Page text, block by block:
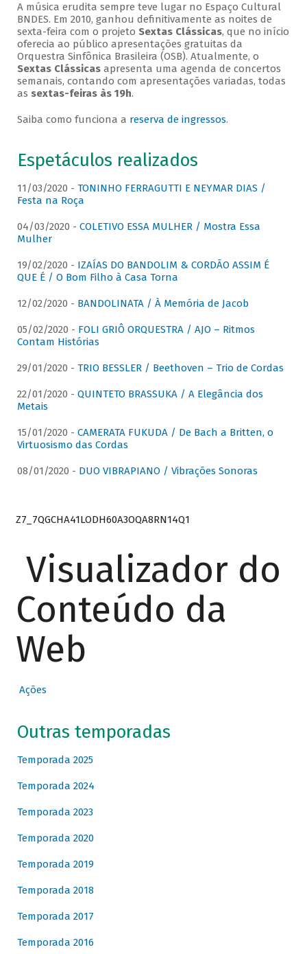
A música erudita sempre teve lugar no Espaço Cultural
BNDES. Em 2010, ganhou definitivamente as noites de
sexta-feira com o projeto Sextas Clássicas, que no início
oferecia ao público apresentações gratuitas da
Orquestra Sinfônica Brasileira (OSB). Atualmente, o
Sextas Clássicasapresenta uma agenda de concertos
semanais, contando com apresentações variadas, todas
as sextas-feiras às 19h.
Saiba como funciona a reserva de ingressos.
Espetáculos realizados
11/03/2020 - TONINHO FERRAGUTTI E NEYMAR DIAS /
Festa na Roça
04/03/2020 - COLETIVO ESSA MULHER / Mostra Essa
Mulher
19/02/2020 - IZAÍAS DO BANDOLIM & CORDÃO ASSIM É
QUE É / O Bom Filho à Casa Torna
12/02/2020 - BANDOLINATA / À Memória de Jacob
05/02/2020 - FOLI GRIÔ ORQUESTRA / AJO – Ritmos
Contam Histórias
29/01/2020 - TRIO BESSLER / Beethoven – Trio de Cordas
22/01/2020 - QUINTETO BRASSUKA / A Elegância dos
Metais
15/01/2020 - CAMERATA FUKUDA / De Bach a Britten, o
Virtuosismo das Cordas
08/01/2020 - DUO VIBRAPIANO / Vibrações Sonoras
Z7_7QGCHA41LODH60A3OQA8RN14Q1
Visualizador do
Conteúdo da
Web
Ações
Outras temporadas
Temporada 2025
Temporada 2024
Temporada 2023
Temporada 2020
Temporada 2019
Temporada 2018
Temporada 2017
Temporada 2016